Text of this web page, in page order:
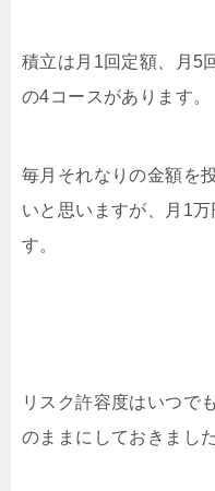
積立は月1回定額、月5
の4コースがあります。
毎月それなりの金額を
いと思いますが、月1
す。
リスク許容度はいつで
のままにしておきました